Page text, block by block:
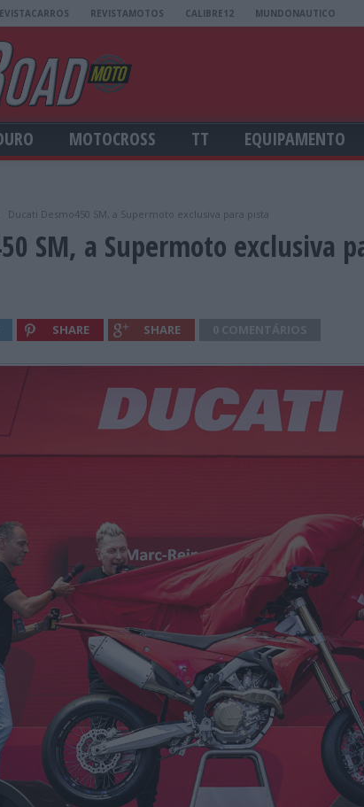
REVISTAMOTOS CALIBRE12 MUNDONAUTICO
MOTOCROSS TT EQUIPAMENTO
Ducati Desmo450 SM, a Supermoto exclusiva para pista
SM, a Supermoto exclusiva
SHARE SHARE